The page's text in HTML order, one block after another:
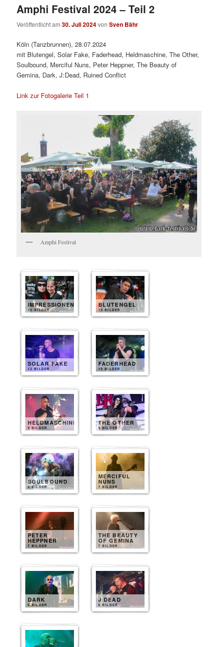
Amphi Festival 2024 – Teil 2
Veröffentlicht am30. Juli 2024vonSven Bähr
Köln (Tanzbrunnen), 28.07.2024
mit Blutengel, Solar Fake, Faderhead, Heldmaschine, The Other,
Soulbound, Merciful Nuns, Peter Heppner, The Beauty of
Gemina, Dark, J:Dead, Ruined Conflict
Link zur Fotogalerie Teil 1
Amphi Festival
IMPRESSIONEN
15 BILDER
BLUTENGEL
13 BILDER
SOLAR FAKE
12 BILDER
FADERHEAD
10 BILDER
HELDMASCHINE
9 BILDER
THE OTHER
8 BILDER
SOULBOUND
8 BILDER
MERCIFUL
NUNS
7 BILDER
PETER
HEPPNER
7 BILDER
THE BEAUTY
OF GEMINA
7 BILDER
DARK
6 BILDER
J DEAD
6 BILDER